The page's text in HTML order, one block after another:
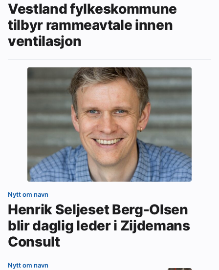
Vestland fylkeskommune
tilbyr rammeavtale innen
ventilasjon
Nytt om navn
Henrik Seljeset Berg-Olsen
blir daglig leder i Zijdemans
Consult
Nytt om navn